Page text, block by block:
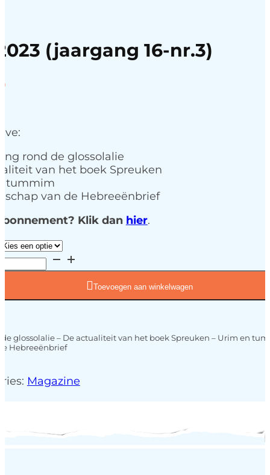
(jaargang 16-nr.3)
Prijsklasse:
7,50
rond de glossolalie
van het boek Spreuken
tummim
van de Hebreeënbrief
Klik dan hier.
Toevoegen aan winkelwagen
Magazine
glossolalie – De actualiteit van het boek Spreuken – Urim en
Hebreeënbrief